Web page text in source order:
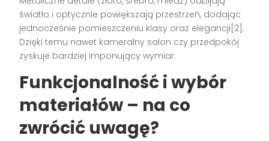
światło i optycznie powiększają przestrzeń, dodając
jednocześnie pomieszczeniu klasy oraz elegancji[2].
Dzięki temu nawet kameralny salon czy przedpokój
zyskuje bardziej imponujący wymiar.
Funkcjonalność i wybór
materiałów – na co
zwrócić uwagę?